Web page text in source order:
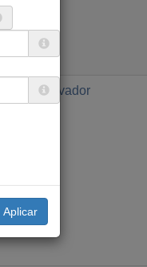
El Salvador